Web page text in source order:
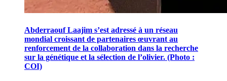
Abderraouf Laajim s’est adressé à un réseau
mondial croissant de partenaires œuvrant au
renforcement de la collaboration dans la recherche
sur la génétique et la sélection de l’olivier. (Photo :
COI)